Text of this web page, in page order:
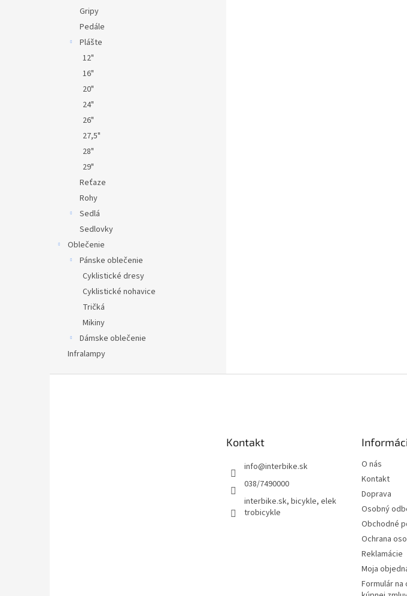
Gripy
Pedále
Plášte
12"
16"
20"
24"
26"
27,5"
28"
29"
Reťaze
Rohy
Sedlá
Sedlovky
Oblečenie
Pánske oblečenie
Cyklistické dresy
Cyklistické nohavice
Tričká
Mikiny
Dámske oblečenie
Infralampy
Kontakt
info@interbike.sk
038/7490000
interbike.sk, bicykle, elek
trobicykle
O nás
Kontakt
Doprava
Osobný
Obchodné
Ochrana
Reklamácie
Moja
Formulár